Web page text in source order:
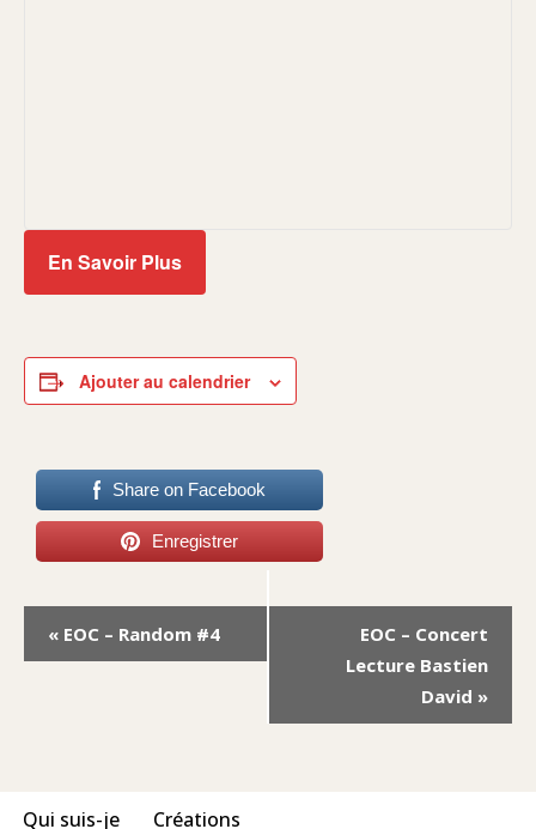
En Savoir Plus
Ajouter au calendrier
Share on Facebook
Enregistrer
Navigation
Évènement
« EOC – Random #4
EOC – Concert
Lecture Bastien
David »
Qui suis-je Créations